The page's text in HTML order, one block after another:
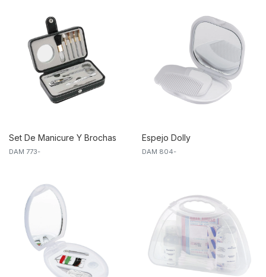
Set De Manicure Y Brochas
Young
DAM 773-
Espejo Dolly
DAM 804-